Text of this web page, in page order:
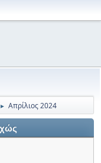
► Απρίλιος 2024